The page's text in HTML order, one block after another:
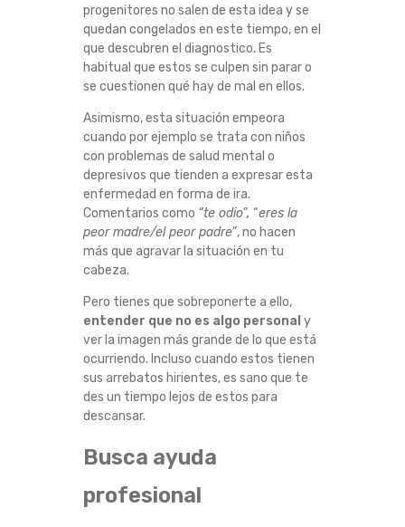
progenitores no salen de esta idea y se
quedan congelados en este tiempo, en el
que descubren el diagnostico. Es
habitual que estos se culpen sin parar o
se cuestionen qué hay de mal en ellos.
Asimismo, esta situación empeora
cuando por ejemplo se trata con niños
con problemas de salud mental o
depresivos que tienden a expresar esta
enfermedad en forma de ira.
Comentarios como “te odio”, “eres la
peor madre/el peor padre”, no hacen
más que agravar la situación en tu
cabeza.
Pero tienes que sobreponerte a ello,
entender que no es algo personal y
ver la imagen más grande de lo que está
ocurriendo. Incluso cuando estos tienen
sus arrebatos hirientes, es sano que te
des un tiempo lejos de estos para
descansar.
Busca ayuda
profesional